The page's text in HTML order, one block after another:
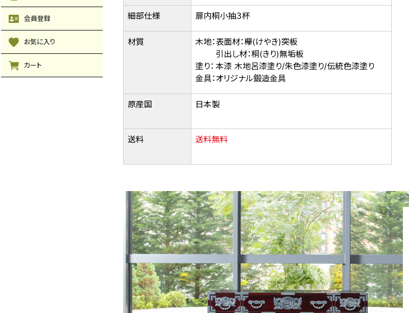
細部仕様 扉内桐小抽３杯
材質 木地：表面材：欅(けやき)突板
引出し材：桐(きり)無垢板
塗り： 本漆 木地呂漆塗り/朱色漆塗り/伝統色漆塗り
金具：オリジナル鍛造金具
原産国 日本製
送料 送料無料
会員登録
お気に入り
カート